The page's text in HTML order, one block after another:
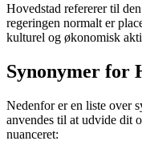
Hovedstad refererer til
regeringen normalt er
kulturel og økonomisk
Synonymer for
Nedenfor er en liste over
anvendes til at udvide dit
nuanceret: